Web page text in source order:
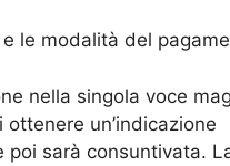
le modalità del
nella singola voce
un’indicazione
poi sarà consuntivata.